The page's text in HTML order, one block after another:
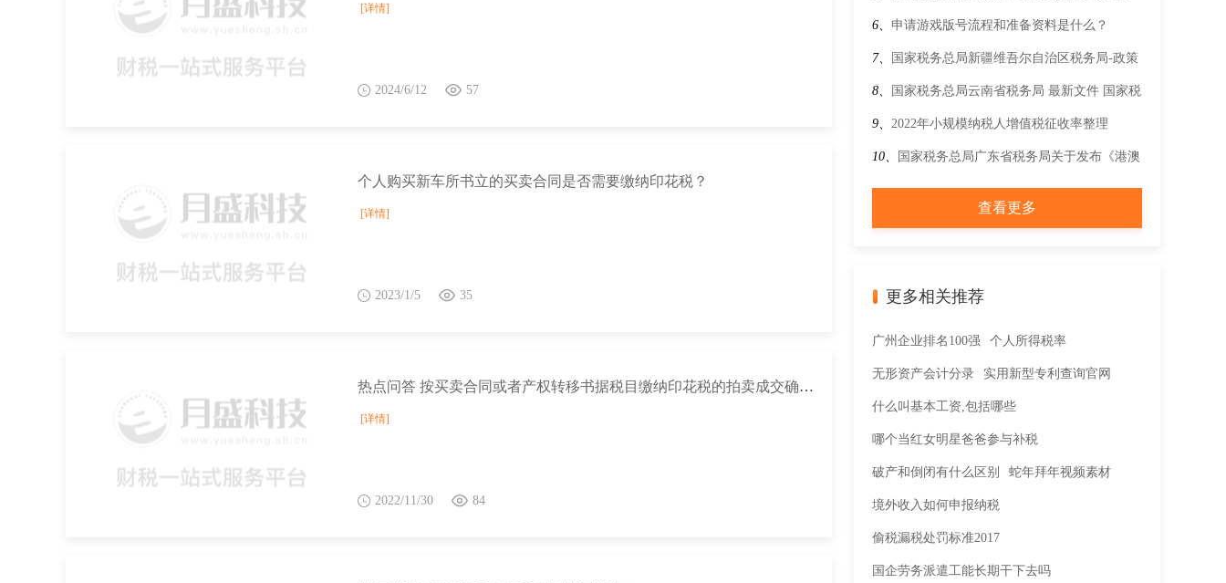
[详情]
2024/6/12 57
个人购买新车所书立的买卖合同是否需要缴纳印花税？
[详情]
2023/1/5 35
热点问答 按买卖合同或者产权转移书据税目缴纳印花税的拍卖成交确认书纳税人，是否包含拍卖人？
[详情]
2022/11/30 84
者退回等情形需要开具红字发票的，具体应如何
处理？
算时可享受的税前扣除有哪些？
税务局进行确认授权？
6、 申请游戏版号流程和准备资料是什么？
7、 国家税务总局新疆维吾尔自治区税务局-政策
文件-政策解读-关于《国家税务总局关于优化企
业所得税预缴纳税申报有关事项的公告》的解读
8、 国家税务总局云南省税务局 最新文件 国家税
务总局关于契税纳税服务与征收管理若干事项的
公告
9、 2022年小规模纳税人增值税征收率整理
10、 国家税务总局广东省税务局关于发布《港澳
涉税专业人士在横琴粤澳深度合作区执业管理办
查看更多
更多相关推荐
广州企业排名100强 个人所得税率
无形资产会计分录 实用新型专利查询官网
什么叫基本工资,包括哪些
哪个当红女明星爸爸参与补税
破产和倒闭有什么区别 蛇年拜年视频素材
境外收入如何申报纳税
偷税漏税处罚标准2017
国企劳务派遣工能长期干下去吗